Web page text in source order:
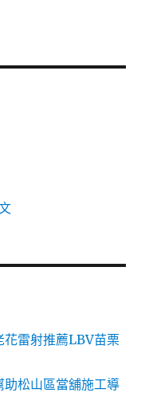
花雷射推薦LBV苗栗
松山區當舖施工導